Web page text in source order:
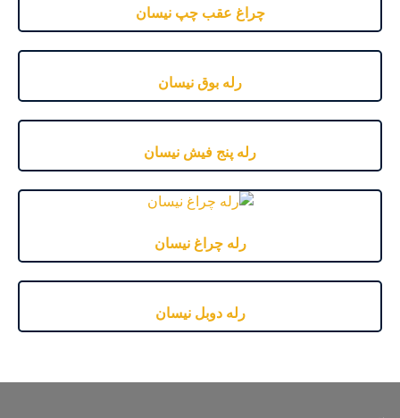
چراغ عقب چپ نیسان
رله بوق نیسان
رله پنج فیش نیسان
رله چراغ نیسان
رله دوبل نیسان